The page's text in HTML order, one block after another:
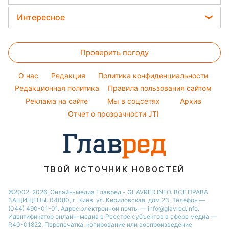
Настя Каменских
Виталий Козловский
Потап
Погода на завтра
Окрашивание волос
Красивый маникюр
Модные ошибки
Советы от Андре Тана
Новости Львова
Новости Харькова
Новости Днепра
Новости Полтавы
Новости Тернополя
Новости Сум
Новости Житомира
Новости Одессы
Новости Ровно
Интересное
Тесты по картинке
Оптические иллюзии
Народные приметы
Все о шоу-бизнесе
Проверить погоду
O нас Редакция
Политика конфиденциальности
Редакционная политика
Правила пользования сайтом
Реклама на сайте
Мы в соцсетях
Архив
Отчет о прозрачности JTI
ТВОЙ ИСТОЧНИК НОВОСТЕЙ
©2002-2026, Онлайн-медиа Главред - GLAVRED.INFO. ВСЕ ПРАВА
ЗАЩИЩЕНЫ. 04080, г. Киев, ул. Кириловская, дом 23. Телефон —
(044) 490-01-01. Адрес электронной почты — info@glavred.info.
Идентификатор онлайн-медиа в Реестре cубъектов в сфере медиа —
R40-01822. Перепечатка, копирование или воспроизведение